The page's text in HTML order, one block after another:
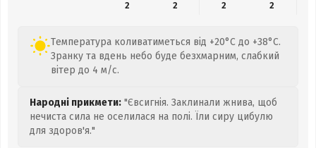
2
2 2 2
Температура коливатиметься від +20°C до +38°C.
Зранку та вдень небо буде безхмарним, слабкий
вітер до 4 м/с.
Народні прикмети: "Євсигнія. Заклинали жнива, щоб
нечиста сила не оселилася на полі. Їли сиру цибулю
для здоров'я."